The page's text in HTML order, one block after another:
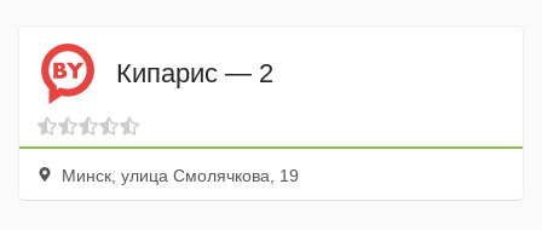
Кипарис — 2
Минск, улица Смолячкова, 19